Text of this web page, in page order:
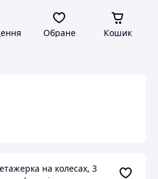
Обране Кошик
на колесах, 3